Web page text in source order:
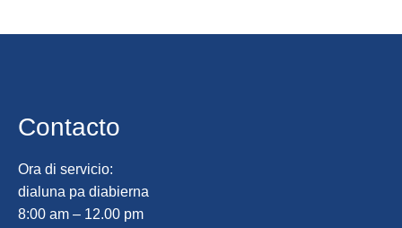
Contacto
Ora di servicio:
dialuna pa diabierna
8:00 am – 12.00 pm